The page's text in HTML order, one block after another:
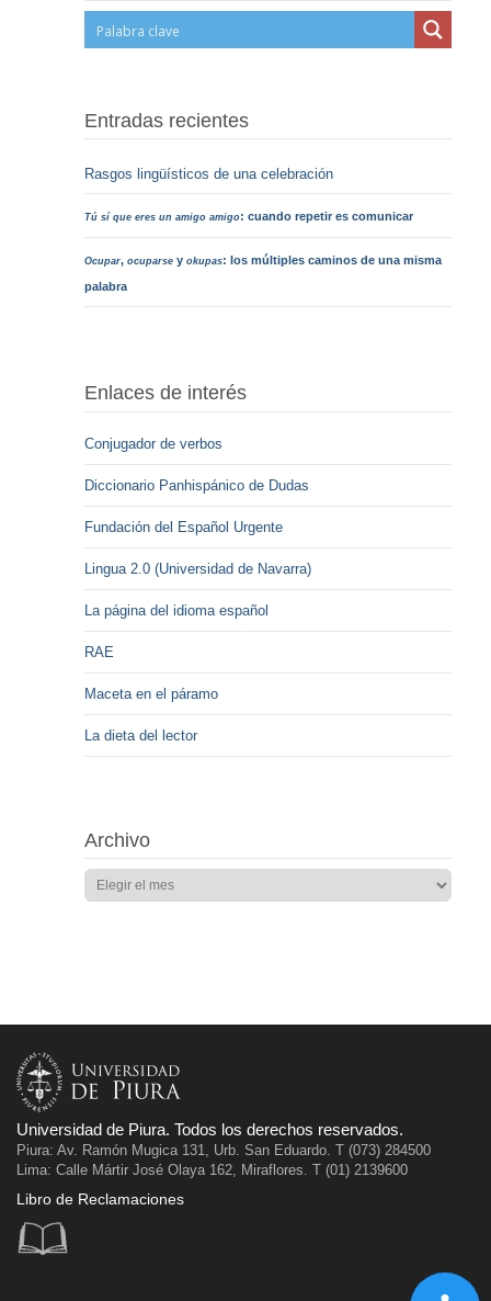
Entradas recientes
Rasgos lingüísticos de una celebración
Tú sí que eres un amigo amigo: cuando repetir es comunicar
Ocupar,ocuparse yokupas: los múltiples caminos de una misma
palabra
Enlaces de interés
Conjugador de verbos
Diccionario Panhispánico de Dudas
Fundación del Español Urgente
Lingua 2.0 (Universidad de Navarra)
La página del idioma español
RAE
Maceta en el páramo
La dieta del lector
Archivo
Universidad de Piura. Todos los derechos reservados.
Piura: Av. Ramón Mugica 131, Urb. San Eduardo. T (073) 284500
Lima: Calle Mártir José Olaya 162, Miraflores. T (01) 2139600
Libro de Reclamaciones